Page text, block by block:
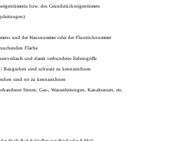
bzw. des Grundstückseigentümers
und der Hausnummer oder der Flurstücknummer
Fläche
und damit verbundene Erdeingriffe
Baugruben sindschwarzzu kennzeichnen
sindrotzu kennzeichnen
Strom-, Gas-, Wasserleitungen, Kanaltrassen, etc.